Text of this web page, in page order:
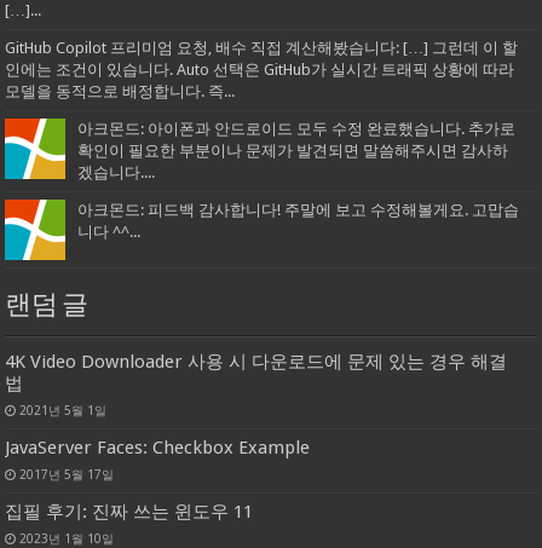
[…]...
GitHub Copilot 프리미엄 요청, 배수 직접 계산해봤습니다: […] 그런데 이 할
인에는 조건이 있습니다. Auto 선택은 GitHub가 실시간 트래픽 상황에 따라
모델을 동적으로 배정합니다. 즉...
아크몬드: 아이폰과 안드로이드 모두 수정 완료했습니다. 추가로
확인이 필요한 부분이나 문제가 발견되면 말씀해주시면 감사하
겠습니다....
아크몬드: 피드백 감사합니다! 주말에 보고 수정해볼게요. 고맙습
니다 ^^...
랜덤 글
4K Video Downloader 사용 시 다운로드에 문제 있는 경우 해결
법
2021년 5월 1일
JavaServer Faces: Checkbox Example
2017년 5월 17일
집필 후기: 진짜 쓰는 윈도우 11
2023년 1월 10일